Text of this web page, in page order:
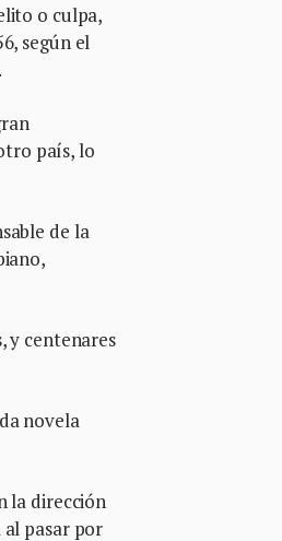
o culpa,
según el
país, lo
de la
y centenares
novela
la dirección
pasar por